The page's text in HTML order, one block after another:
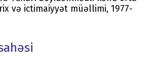
və ictimaiyyət müəllimi, 1977-